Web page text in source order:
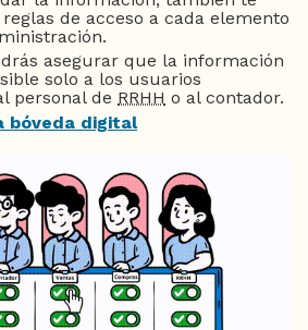
de acceso a cada elemento
asegurar que la información
solo a los usuarios
personal de RRHH o al contador.
bóveda digital